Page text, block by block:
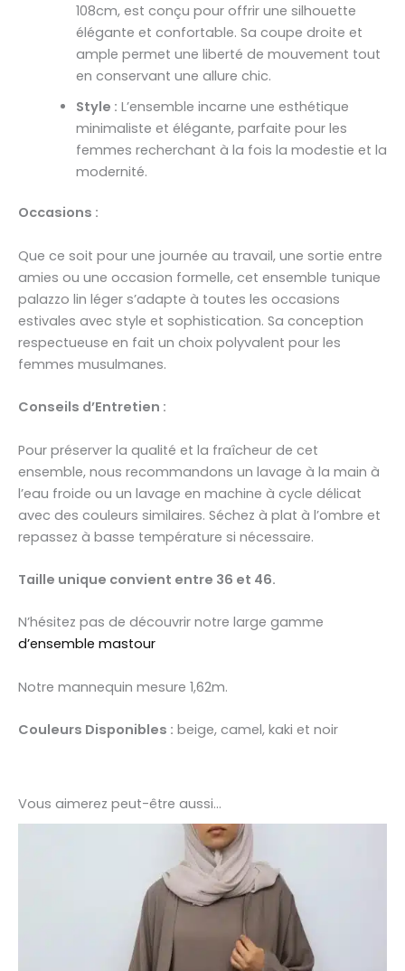
108cm, est conçu pour offrir une silhouette
élégante et confortable. Sa coupe droite et
ample permet une liberté de mouvement tout
en conservant une allure chic.
Style : L’ensemble incarne une esthétique
minimaliste et élégante, parfaite pour les
femmes recherchant à la fois la modestie et la
modernité.
Occasions :
Que ce soit pour une journée au travail, une sortie entre
amies ou une occasion formelle, cet ensemble tunique
palazzo lin léger s’adapte à toutes les occasions
estivales avec style et sophistication. Sa conception
respectueuse en fait un choix polyvalent pour les
femmes musulmanes.
Conseils d’Entretien :
Pour préserver la qualité et la fraîcheur de cet
ensemble, nous recommandons un lavage à la main à
l’eau froide ou un lavage en machine à cycle délicat
avec des couleurs similaires. Séchez à plat à l’ombre et
repassez à basse température si nécessaire.
Taille unique convient entre 36 et 46.
N’hésitez pas de découvrir notre large gamme
d’ensemble mastour
Notre mannequin mesure 1,62m.
Couleurs Disponibles : beige, camel, kaki et noir
Vous aimerez peut-être aussi…